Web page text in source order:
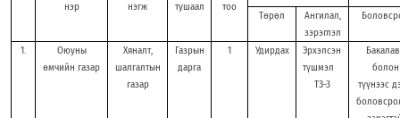
нэр
нэгж
тушаал
тоо
Төрөл
Ангилал,
зэрэглэл
1.
Оюуны
өмчийн газар
Хяналт,
шалгалтын
газар
Газрын
дарга
1 Удирдах
Эрхэлсэн
түшмэл
ТЗ-3
болон
түүнээс